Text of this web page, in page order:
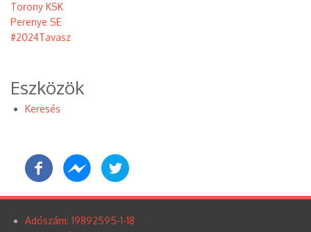
Torony KSK
Perenye SE
#2024Tavasz
Eszközök
Keresés
Adószám: 19892595-1-18